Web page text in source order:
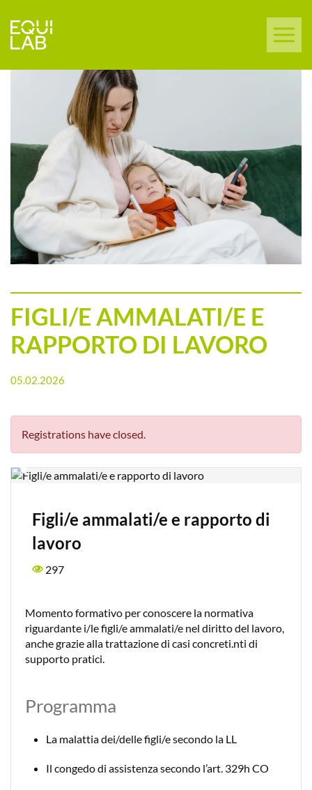
FIGLI/E AMMALATI/E E
RAPPORTO DI LAVORO
05.02.2026
Registrations have closed.
Figli/e ammalati/e e rapporto di
lavoro
297
Momento formativo per conoscere la normativa
riguardante i/le figli/e ammalati/e nel diritto del lavoro,
anche grazie alla trattazione di casi concreti.nti di
supporto pratici.
Programma
La malattia dei/delle figli/e secondo la LL
Il congedo di assistenza secondo l’art. 329h CO